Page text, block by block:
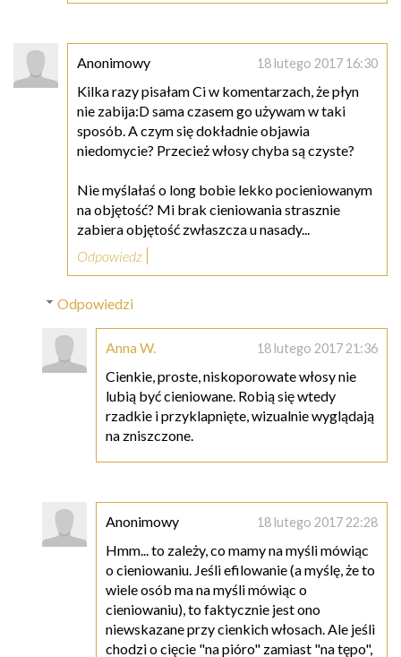
Anonimowy 18 lutego 2017 16:30
Kilka razy pisałam Ci w komentarzach, że płyn
nie zabija:D sama czasem go używam w taki
sposób. A czym się dokładnie objawia
niedomycie? Przecież włosy chyba są czyste?
Nie myślałaś o long bobie lekko pocieniowanym
na objętość? Mi brak cieniowania strasznie
zabiera objętość zwłaszcza u nasady...
Odpowiedz
Odpowiedzi
Anna W. 18 lutego 2017 21:36
Cienkie, proste, niskoporowate włosy nie
lubią być cieniowane. Robią się wtedy
rzadkie i przyklapnięte, wizualnie wyglądają
na zniszczone.
Anonimowy 18 lutego 2017 22:28
Hmm... to zależy, co mamy na myśli mówiąc
o cieniowaniu. Jeśli efilowanie (a myślę, że to
wiele osób ma na myśli mówiąc o
cieniowaniu), to faktycznie jest ono
niewskazane przy cienkich włosach. Ale jeśli
chodzi o cięcie "na pióro" zamiast "na tępo",